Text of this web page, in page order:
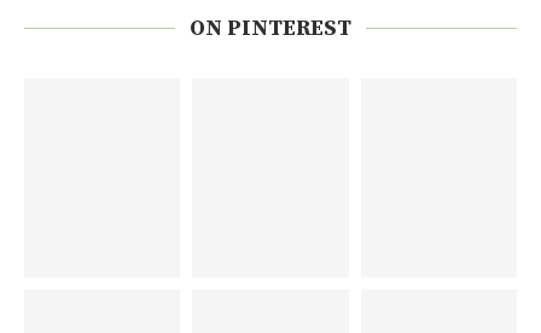
ON PINTEREST